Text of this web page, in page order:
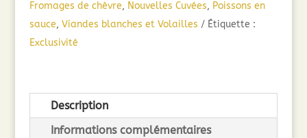
–
Costières
Fromages de chèvre, Nouvelles Cuvées, Poissons en
sauce, Viandes blanches et Volailles
Étiquette :
Exclusivité
Description
Informations complémentaires